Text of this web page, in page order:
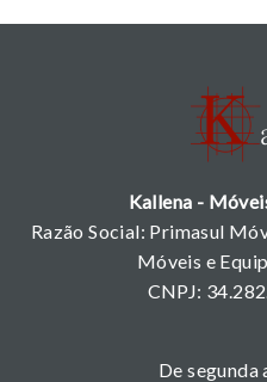
Kallena -
Razão Social: Primasul
Móveis e
CNPJ:
De segunda